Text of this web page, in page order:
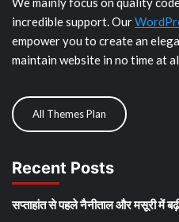
incredible support. Our
empower you to create an
maintain website in no time at
All Themes Plan
Recent Posts
सप्ताहांत से पहले नैनीताल और मसूरी में